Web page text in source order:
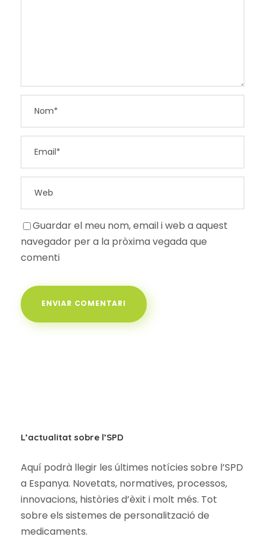
Guardar el meu nom, email i web a aquest
navegador per a la pròxima vegada que
comenti
L’actualitat sobre l’SPD
Aquí podrà llegir les últimes notícies sobre l’SPD
a Espanya. Novetats, normatives, processos,
innovacions, històries d’èxit i molt més. Tot
sobre els sistemes de personalització de
medicaments.